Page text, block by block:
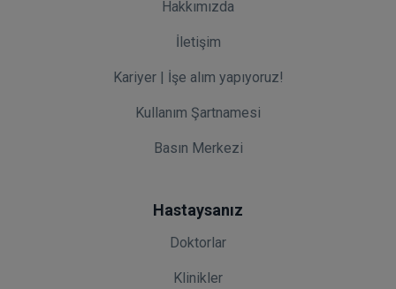
Hakkımızda
İletişim
Kariyer | İşe alım yapıyoruz!
Kullanım Şartnamesi
Basın Merkezi
Hastaysanız
Doktorlar
Klinikler